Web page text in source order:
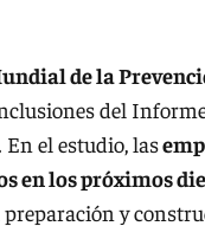
de la
del
el estudio, las
en los próximos
y